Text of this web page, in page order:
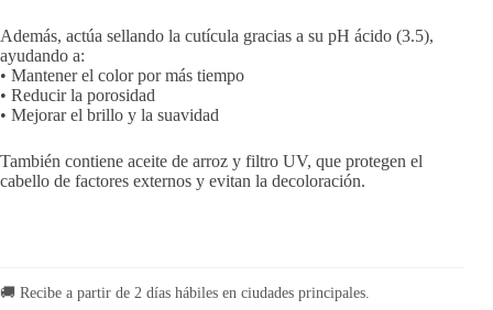
Además, actúa sellando la cutícula gracias a su pH ácido (3.5),
ayudando a:
• Mantener el color por más tiempo
• Reducir la porosidad
• Mejorar el brillo y la suavidad
También contiene aceite de arroz y filtro UV, que protegen el
cabello de factores externos y evitan la decoloración.
🚚 Recibe a partir de 2 días hábiles en ciudades principales.